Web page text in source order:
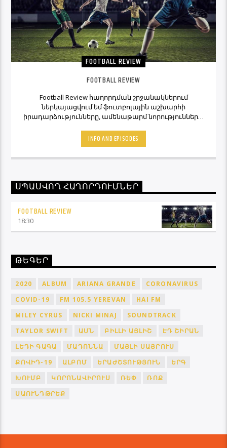
FOOTBALL REVIEW
FOOTBALL REVIEW
Football Review հաղորդման շրջանակներում
ներկայացվում եմ ֆուտբոլային աշխարհի
իրադարձությունները, ամենաթարմ նորությունները,
տեսակետները։ Հետևեք Լավագույնի եթերին եւ
Ֆուտբոլ Ռիվյու հաղորդաշարի միջոցով մշտապես
կլինեք ֆուտբոլային աշխարհի կիզակետում։
INFO AND EPISODES
ՍՊԱՍՎՈՂ ՀԱՂՈՐԴՈՒՄՆԵՐ
FOOTBALL REVIEW
18:30
ԹԵԳԵՐ
2020 ALBUM ARIANA GRANDE
CORONAVIRUS
COVID-19
FM 105.5 YEREVAN
HAI FM
MILEY CYRUS
NICKI MINAJ
SOUNDTRACK
TAYLOR SWIFT
ԱՄՆ ԲԻԼԼԻ ԱՅԼԻՇ
ԷԴ ՇԻՐԱՆ
ԼԵԴԻ ԳԱԳԱ
ՄԱԴՈՆՆԱ
ՄԱՅԼԻ ՍԱՅՐՈՒՍ
ՔՈՎԻԴ-19
ԱԼԲՈՄ ԵՐԱԺՇՏՈՒԹՅՈՒՆ
ԵՐԳ
ԽՈՒՄԲ
ԿՈՐՈՆԱՎԻՐՈՒՍ ՌԵՓ
ՌՈՔ
ՍԱՈՒՆԴԹՐԵՔ